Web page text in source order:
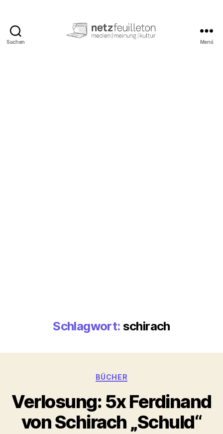
Suchen Menü
Schlagwort: schirach
Kategorien
BÜCHER
Verlosung: 5x Ferdinand
von Schirach „Schuld“